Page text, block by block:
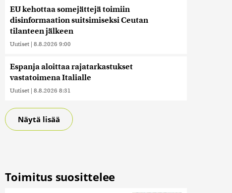
EU kehottaa somejättejä toimiin
disinformaation suitsimiseksi Ceutan
tilanteen jälkeen
Uutiset | 8.8.2026 9:00
Espanja aloittaa rajatarkastukset
vastatoimena Italialle
Uutiset | 8.8.2026 8:31
Näytä lisää
Toimitus suosittelee